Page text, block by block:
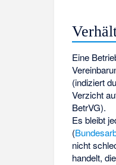
Eine
(indiziert
Verzicht
BetrVG).
Es bleibt
(
nicht
handelt,